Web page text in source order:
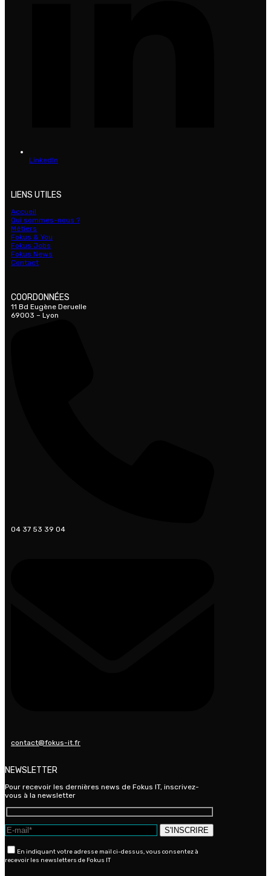
LinkedIn
LIENS UTILES
Accueil
Qui sommes-nous ?
Métiers
Fokus & You
Fokus Jobs
Fokus News
Contact
COORDONNÉES
11 Bd Eugène Deruelle
69003 – Lyon
04 37 53 39 04
contact@fokus-it.fr
NEWSLETTER
Pour recevoir les dernières news de Fokus IT, inscrivez-
vous à la newsletter
En indiquant votre adresse mail ci-dessus, vous consentez à
recevoir les newsletters de Fokus IT